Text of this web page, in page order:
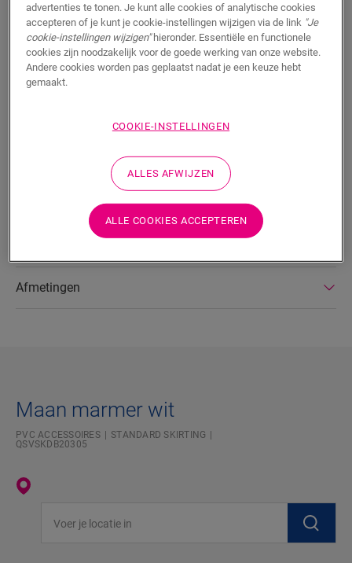
8,50 €/m
Adviesprijs (incl. btw)
ZOEKEN
Productkenmerken
Dit is een rechte plint die perfect past bij de kleur van jouw
vloer. De plinten zijn gemakkelijk te plaatsen met One4All Glue.
Afmetingen
Maan marmer wit
PVC ACCESSOIRES
STANDARD SKIRTING
QSVSKDB20305
advertenties te tonen. Je kunt alle cookies of analytische cookies
accepteren of je kunt je cookie-instellingen wijzigen via de link "Je
cookie-instellingen wijzigen"hieronder. Essentiële en functionele
cookies zijn noodzakelijk voor de goede werking van onze website.
Andere cookies worden pas geplaatst nadat je een keuze hebt
gemaakt.
COOKIE-INSTELLINGEN
ALLES AFWIJZEN
ALLE COOKIES ACCEPTEREN